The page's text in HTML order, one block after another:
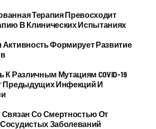
Терапия Превосходит
В Клинических Испытаниях
Активность Формирует Развитие
К Различным Мутациям COVID-19
Предыдущих Инфекций И
Связан Со Смертностью От
Заболеваний